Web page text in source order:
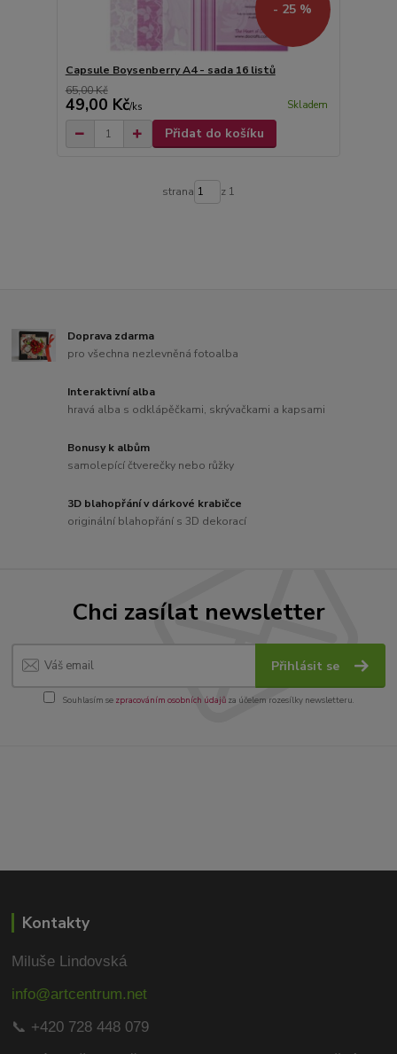
- 25 %
Capsule Boysenberry A4 - sada 16 listů
65,00 Kč
49,00 Kč/ks Skladem
Přidat do košíku
strana z 1
Doprava zdarma
pro všechna nezlevněná fotoalba
Interaktivní alba
hravá alba s odklápěčkami, skrývačkami a kapsami
Bonusy k albům
samolepící čtverečky nebo růžky
3D blahopřání v dárkové krabičce
originální blahopřání s 3D dekorací
Chci zasílat newsletter
Přihlásit se
Souhlasím se zpracováním osobních údajůza účelem rozesílky newsletteru.
Kontakty
Miluše Lindovská
info@artcentrum.net
📞 +420 728 448 079